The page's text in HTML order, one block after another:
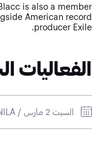
is also a member
American record
producer Exile.
الفعاليات
السبت 2 مارس / Aloe Blacc / Okada MANILA